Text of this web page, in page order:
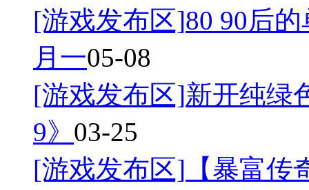
[游戏发布区]80 90后
月一05-08
[游戏发布区]新开纯绿
9》 03-25
[游戏发布区] 【暴富